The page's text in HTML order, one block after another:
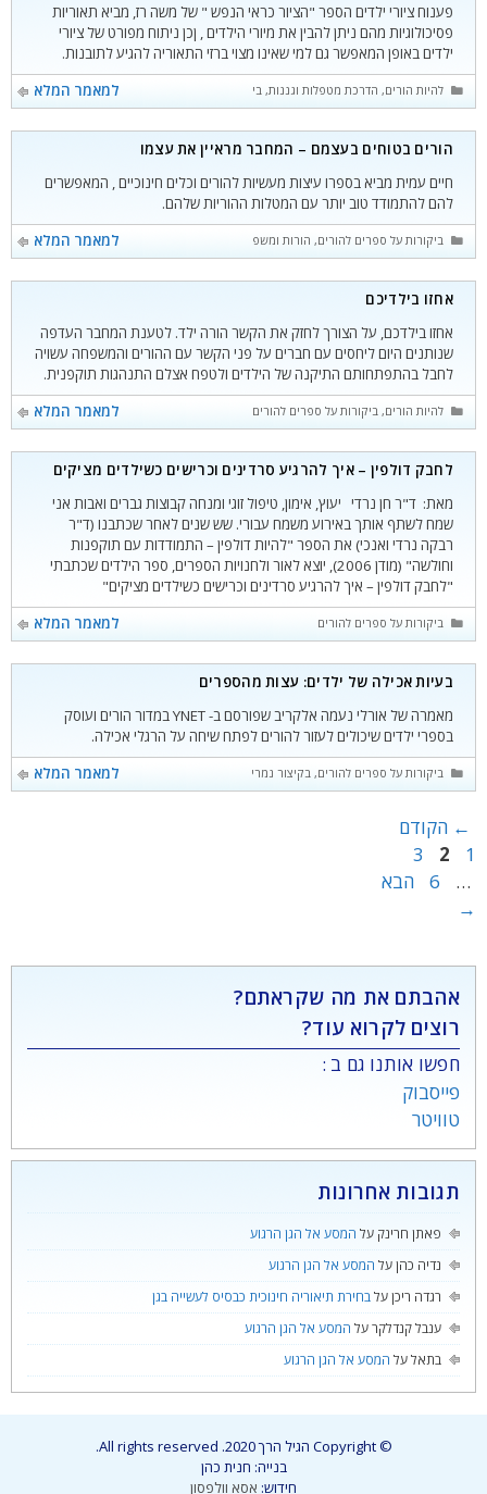
פענוח ציורי ילדים הספר "הציור כראי הנפש " של משה רז, מביא תאוריות
פסיכולוגיות מהם ניתן להבין את מיורי הילדים , ןכן ניתוח מפורט של ציורי
ילדים באופן המאפשר גם למי שאינו מצוי ברזי התאוריה להגיע לתובנות.
למאמר המלא
קטגוריות
להיות הורים, הדרכת מטפלות וגננות,ביקורות על ספרים להורים
הורים בטוחים בעצמם – המחבר מראיין את עצמו
חיים עמית מביא בספרו עיצות מעשיות להורים וכלים חינוכיים , המאפשרים
להם להתמודד טוב יותר עם המטלות ההוריות שלהם.
למאמר המלא
קטגוריות
ביקורות על ספרים להורים, הורות ומשפחה
אחזו בילדיכם
אחזו בילדכם, על הצורך לחזק את הקשר הורה ילד. לטענת המחבר העדפה
שנותנים היום ליחסים עם חברים על פני הקשר עם ההורים והמשפחה עשויה
לחבל בהתפתחותם התיקנה של הילדים ולטפח אצלם התנהגות תוקפנית.
למאמר המלא
קטגוריות
להיות הורים,ביקורות על ספרים להורים
לחבק דולפין – איך להרגיע סרדינים וכרישים כשילדים מציקים
מאת: ד"ר חן נרדי יעוץ, אימון, טיפול זוגי ומנחה קבוצות גברים ואבות אני
שמח לשתף אותך באירוע משמח עבורי. שש שנים לאחר שכתבנו (ד"ר
רבקה נרדי ואנכי) את הספר "להיות דולפין – התמודדות עם תוקפנות
וחולשה" (מודן 2006), יוצא לאור ולחנויות הספרים, ספר הילדים שכתבתי
"לחבק דולפין – איך להרגיע סרדינים וכרישים כשילדים מציקים"
למאמר המלא
קטגוריות
ביקורות על ספרים להורים
בעיות אכילה של ילדים: עצות מהספרים
מאמרה של אורלי נעמה אלקריב שפורסם ב- YNET במדור הורים ועוסק
בספרי ילדים שיכולים לעזור להורים לפתח שיחה על הרגלי אכילה.
למאמר המלא
קטגוריות
ביקורות על ספרים להורים,בקיצור נמרץ
← הקודם
1
עמוד
2 עמוד
3
…
עמוד
6
הבא
→
אהבתם את מה שקראתם?
רוצים לקרוא עוד?
חפשו אותנו גם ב :
פייסבוק
טוויטר
תגובות אחרונות
פאתן חרינק על המסע אל הגן הרגוע
נדיה כהןעל המסע אל הגן הרגוע
רגדה ריכןעלבחירת תיאוריה חינוכית כבסיס לעשייה בגן
ענבל קנדלקרעל המסע אל הגן הרגוע
בתאלעל המסע אל הגן הרגוע
© Copyright הגיל הרך 2020. All rights reserved.
בנייה: חנית כהן
חידוש: אסא וולפסון